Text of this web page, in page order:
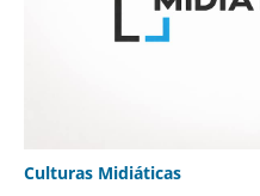
Culturas Midiáticas